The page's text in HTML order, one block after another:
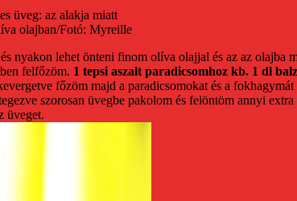
üveg: az alakja miatt
olajban/Fotó: Myreille
nyakon lehet önteni finom olíva olajjal és az az
felfőzöm. 1 tepsi aszalt paradicsomhoz kb. 1 dl
főzöm majd a paradicsomokat és a
szorosan üvegbe pakolom és felöntöm annyi
üveget.